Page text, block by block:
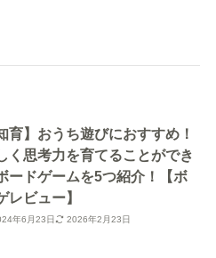
育】おうち遊びにおすすめ！
く思考力を育てることができ
ードゲームを5つ紹介！【ボ
レビュー】
年6月23日 2026年2月23日